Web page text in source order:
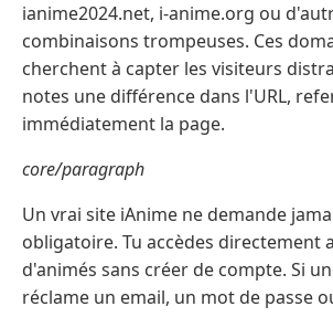
ianime2024.net, i-anime.org ou
combinaisons trompeuses. Ces
cherchent à capter les visiteurs
notes une différence dans l'URL,
immédiatement la page.
core/paragraph
Un vrai site iAnime ne demande
obligatoire. Tu accèdes directement
d'animés sans créer de compte. Si
réclame un email, un mot de passe